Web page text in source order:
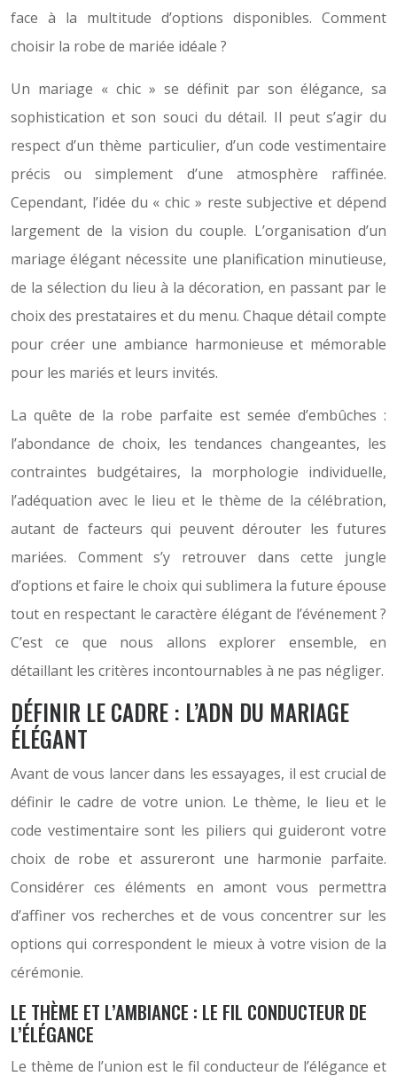
face à la multitude d’options disponibles. Comment
choisir la robe de mariée idéale ?
Un mariage « chic » se définit par son élégance, sa
sophistication et son souci du détail. Il peut s’agir du
respect d’un thème particulier, d’un code vestimentaire
précis ou simplement d’une atmosphère raffinée.
Cependant, l’idée du « chic » reste subjective et dépend
largement de la vision du couple. L’organisation d’un
mariage élégant nécessite une planification minutieuse,
de la sélection du lieu à la décoration, en passant par le
choix des prestataires et du menu. Chaque détail compte
pour créer une ambiance harmonieuse et mémorable
pour les mariés et leurs invités.
La quête de la robe parfaite est semée d’embûches :
l’abondance de choix, les tendances changeantes, les
contraintes budgétaires, la morphologie individuelle,
l’adéquation avec le lieu et le thème de la célébration,
autant de facteurs qui peuvent dérouter les futures
mariées. Comment s’y retrouver dans cette jungle
d’options et faire le choix qui sublimera la future épouse
tout en respectant le caractère élégant de l’événement ?
C’est ce que nous allons explorer ensemble, en
détaillant les critères incontournables à ne pas négliger.
DÉFINIR LE CADRE : L’ADN DU MARIAGE
ÉLÉGANT
Avant de vous lancer dans les essayages, il est crucial de
définir le cadre de votre union. Le thème, le lieu et le
code vestimentaire sont les piliers qui guideront votre
choix de robe et assureront une harmonie parfaite.
Considérer ces éléments en amont vous permettra
d’affiner vos recherches et de vous concentrer sur les
options qui correspondent le mieux à votre vision de la
cérémonie.
LE THÈME ET L’AMBIANCE : LE FIL CONDUCTEUR DE
L’ÉLÉGANCE
Le thème de l’union est le fil conducteur de l’élégance et